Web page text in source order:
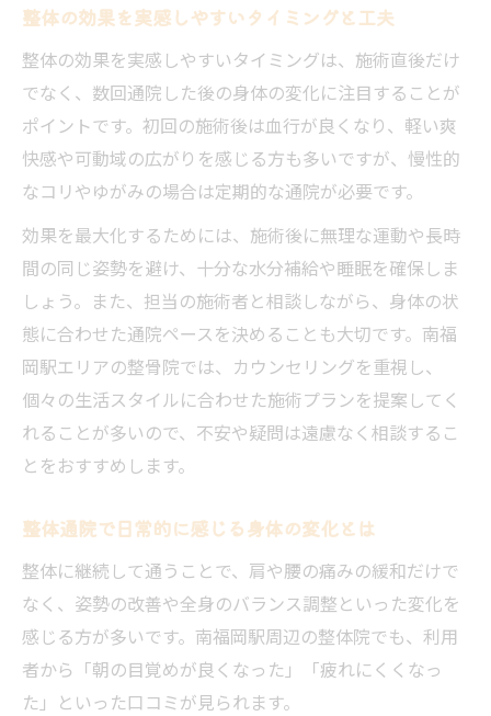
ステップごとに変わる整体通院のポイント
整体効果を長持ちさせる通院間隔の工夫
体の歪み改善に必要な整体回数の考え方
忙しい人でも続けやすい整体計画の立て方
南福岡駅で忙しい人のための整体通院計画
仕事帰りにも通いやすい整体の選び方
整体効果を維持するためのスケジュール管
理
無理なく続けられる整体計画のコツを伝授
整体と日々の生活リズムを両立させる方法
施術回数と効果実感の流れを徹底解説
整体施術回数と効果実感の一般的な流れ
南福岡駅周辺での最適な整体回数とは
施術ごとに変わる身体の状態と整体効果
整体で実感できる効果の段階的な変化
整体の効果を実感しやすいタイミングと工夫
整体の効果を実感しやすいタイミングは、施術直後だけ
でなく、数回通院した後の身体の変化に注目することが
ポイントです。初回の施術後は血行が良くなり、軽い爽
快感や可動域の広がりを感じる方も多いですが、慢性的
なコリやゆがみの場合は定期的な通院が必要です。
効果を最大化するためには、施術後に無理な運動や長時
間の同じ姿勢を避け、十分な水分補給や睡眠を確保しま
しょう。また、担当の施術者と相談しながら、身体の状
態に合わせた通院ペースを決めることも大切です。南福
岡駅エリアの整骨院では、カウンセリングを重視し、
個々の生活スタイルに合わせた施術プランを提案してく
れることが多いので、不安や疑問は遠慮なく相談するこ
とをおすすめします。
整体通院で日常的に感じる身体の変化とは
整体に継続して通うことで、肩や腰の痛みの緩和だけで
なく、姿勢の改善や全身のバランス調整といった変化を
感じる方が多いです。南福岡駅周辺の整体院でも、利用
者から「朝の目覚めが良くなった」「疲れにくくなっ
た」といった口コミが見られます。